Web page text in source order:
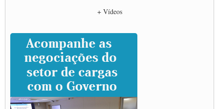
Caminhoneiros prometem paralisação e cobram diálogo com Lula
CNTTL e lideranças de caminhoneiros participam de debate sobre saúde nas
rodovias
Paulinho e Litti debatem política global para transporte rodoviário de cargas na
SUTCRA no Uruguai
Grande Conquista da Categoria transporte de Cargas e Caminhoneiros Autonomos
ENCONTRO INTERNACIONAL EM APOIO A CLASSE TRABALHADORA
DO BRASIL E A ELEIÇÃO 2022
+ Vídeos